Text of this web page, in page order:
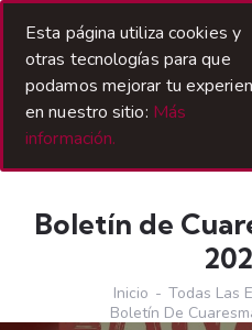
Boletín de
Inicio Todas Las
Boletín De
Esta página utiliza cookies y
otras tecnologías para que
podamos mejorar tu
en nuestro sitio: Más
información.